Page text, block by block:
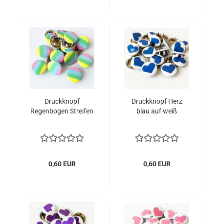
Druckknopf
Regenbogen Streifen
0,60 EUR
Druckknopf Herz
blau auf weiß
0,60 EUR